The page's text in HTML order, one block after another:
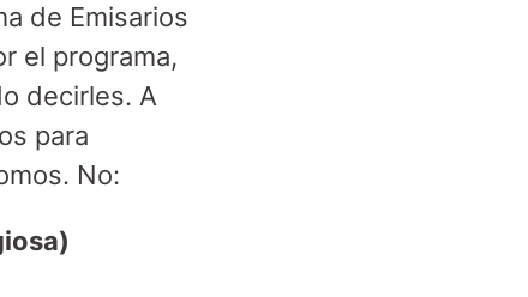
de Emisarios
el programa,
decirles. A
para
No: